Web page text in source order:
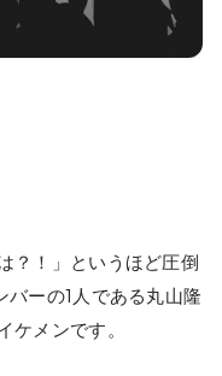
？！」というほど圧倒
ーの1人である丸山隆
ケメンです。